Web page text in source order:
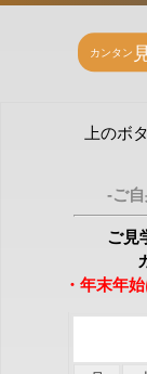
上のボ
-ご
ご見
・年末年